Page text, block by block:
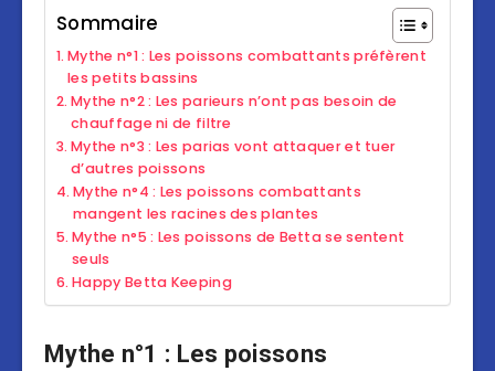
Sommaire
Mythe n°1 : Les poissons combattants préfèrent
les petits bassins
Mythe n°2 : Les parieurs n’ont pas besoin de
chauffage ni de filtre
Mythe n°3 : Les parias vont attaquer et tuer
d’autres poissons
Mythe n°4 : Les poissons combattants
mangent les racines des plantes
Mythe n°5 : Les poissons de Betta se sentent
seuls
Happy Betta Keeping
Mythe n°1 : Les poissons